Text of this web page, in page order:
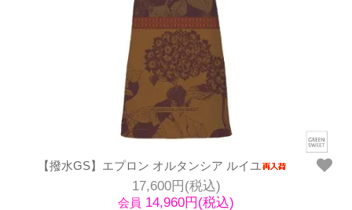
【撥水GS】エプロン オルタンシア ルイユ
17,600円(税込)
会員 14,960円(税込)